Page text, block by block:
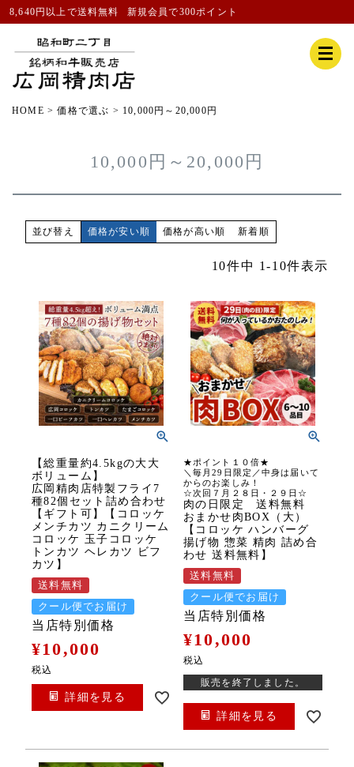
8,640円以上で送料無料 新規会員で300ポイント
HOME 価格で選ぶ 10,000円～20,000円
10,000円～20,000円
並び替え 価格が安い順 価格が高い順 新着順
10件中 1-10件表示
【総重量約4.5kgの大大
ボリューム】
広岡精肉店特製フライ7
種82個セット詰め合わせ
【ギフト可】【コロッケ
メンチカツ カニクリーム
コロッケ 玉子コロッケ
トンカツ ヘレカツ ビフ
カツ】
送料無料
クール便でお届け
当店特別価格
¥10,000
税込
詳細を見る
★ポイント１０倍★
＼毎月29日限定／中身は届いて
からのお楽しみ！
☆次回７月２８日・２９日☆
肉の日限定 送料無料
おまかせ肉BOX（大）
【コロッケ ハンバーグ
揚げ物 惣菜 精肉 詰め合
わせ 送料無料】
送料無料
クール便でお届け
当店特別価格
¥10,000
税込
販売を終了しました。
詳細を見る